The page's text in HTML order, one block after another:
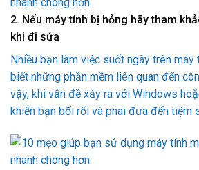
2. Nếu máy tính bị hỏng hãy tham
khi đi sửa
Nhiều bạn làm việc suốt ngày trên
biết những phần mềm liên quan đến
vậy, khi vấn đề xảy ra với Windows
khiến bạn bối rối và phai đưa đến tiệm